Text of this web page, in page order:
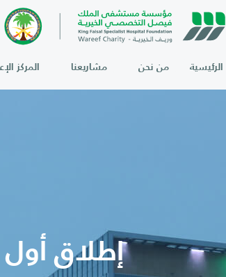
الرئيسية من نحن مشاريعنا المركز
إطلاق